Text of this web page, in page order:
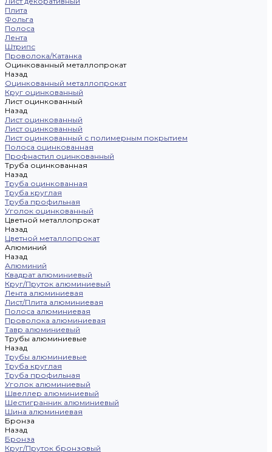
Плита
Фольга
Полоса
Лента
Штрипс
Проволока/Катанка
Оцинкованный металлопрокат
Назад
Оцинкованный металлопрокат
Круг оцинкованный
Лист оцинкованный
Назад
Лист оцинкованный
Лист оцинкованный
Лист оцинкованный с полимерным покрытием
Полоса оцинкованная
Профнастил оцинкованный
Труба оцинкованная
Назад
Труба оцинкованная
Труба круглая
Труба профильная
Уголок оцинкованный
Цветной металлопрокат
Назад
Цветной металлопрокат
Алюминий
Назад
Алюминий
Квадрат алюминиевый
Круг/Пруток алюминиевый
Лента алюминиевая
Лист/Плита алюминиевая
Полоса алюминиевая
Проволока алюминиевая
Тавр алюминиевый
Трубы алюминиевые
Назад
Трубы алюминиевые
Труба круглая
Труба профильная
Уголок алюминиевый
Швеллер алюминиевый
Шестигранник алюминиевый
Шина алюминиевая
Бронза
Назад
Бронза
Круг/Пруток бронзовый